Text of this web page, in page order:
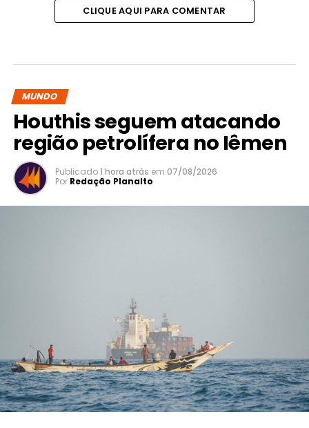
CLIQUE AQUI PARA COMENTAR
MUNDO
Houthis seguem atacando
região petrolífera no Iêmen
Publicado1 hora atrás em 07/08/2026
Por Redação Planalto